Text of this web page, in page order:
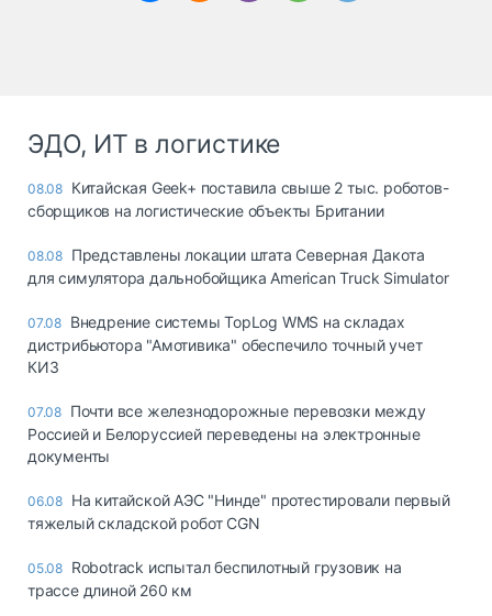
ЭДО, ИТ в логистике
08.08 Китайская Geek+ поставила свыше 2 тыс. роботов-
сборщиков на логистические объекты Британии
08.08 Представлены локации штата Северная Дакота
для симулятора дальнобойщика American Truck Simulator
07.08 Внедрение системы TopLog WMS на складах
дистрибьютора "Амотивика" обеспечило точный учет
КИЗ
07.08 Почти все железнодорожные перевозки между
Россией и Белоруссией переведены на электронные
документы
06.08 На китайской АЭС "Нинде" протестировали первый
тяжелый складской робот CGN
05.08 Robotrack испытал беспилотный грузовик на
трассе длиной 260 км